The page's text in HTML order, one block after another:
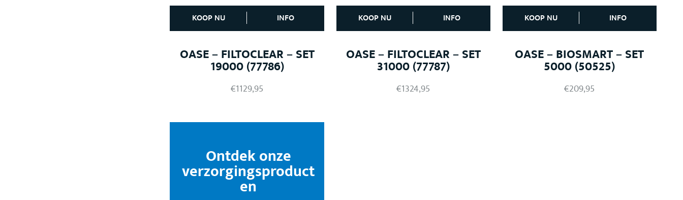
KOOP NU INFO
OASE – FILTOCLEAR – SET
19000 (77786)
€1129,95
KOOP NU INFO
OASE – FILTOCLEAR – SET
31000 (77787)
€1324,95
KOOP NU INFO
OASE – BIOSMART – SET
5000 (50525)
€209,95
Ontdek onze
verzorgingsproduct
en